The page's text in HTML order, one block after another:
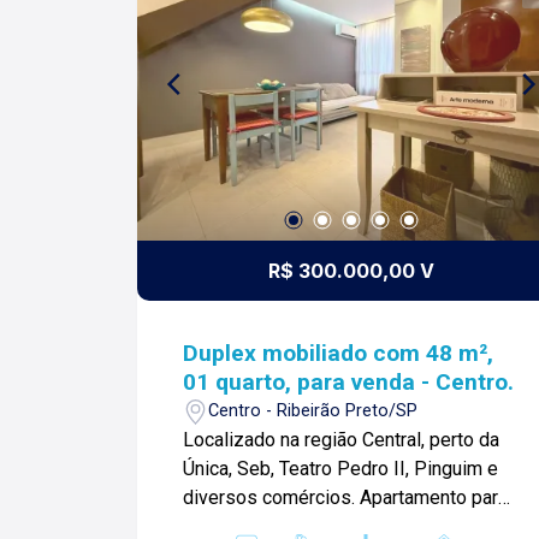
mais informações e agendamento de
visita, entre em contato. Lago Imóveis ?
desde 1987 construindo
relacionamentos e confiança com
clientes e proprietários.
R$ 300.000,00 V
Duplex mobiliado com 48 m²,
01 quarto, para venda - Centro.
Centro - Ribeirão Preto/SP
Localizado na região Central, perto da
Única, Seb, Teatro Pedro II, Pinguim e
diversos comércios. Apartamento para